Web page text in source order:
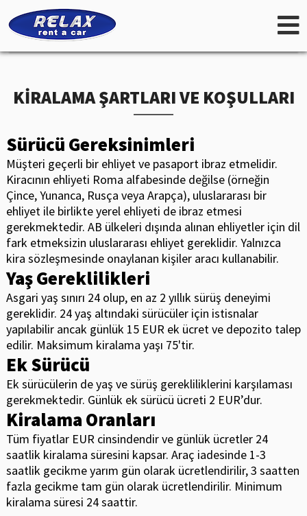
KİRALAMA ŞARTLARI VE KOŞULLARI
Sürücü Gereksinimleri
Müşteri geçerli bir ehliyet ve pasaport ibraz etmelidir.
Kiracının ehliyeti Roma alfabesinde değilse (örneğin
Çince, Yunanca, Rusça veya Arapça), uluslararası bir
ehliyet ile birlikte yerel ehliyeti de ibraz etmesi
gerekmektedir. AB ülkeleri dışında alınan ehliyetler için dil
fark etmeksizin uluslararası ehliyet gereklidir. Yalnızca
kira sözleşmesinde onaylanan kişiler aracı kullanabilir.
Yaş Gereklilikleri
Asgari yaş sınırı 24 olup, en az 2 yıllık sürüş deneyimi
gereklidir. 24 yaş altındaki sürücüler için istisnalar
yapılabilir ancak günlük 15 EUR ek ücret ve depozito talep
edilir. Maksimum kiralama yaşı 75'tir.
Ek Sürücü
Ek sürücülerin de yaş ve sürüş gerekliliklerini karşılaması
gerekmektedir. Günlük ek sürücü ücreti 2 EUR’dur.
Kiralama Oranları
Tüm fiyatlar EUR cinsindendir ve günlük ücretler 24
saatlik kiralama süresini kapsar. Araç iadesinde 1-3
saatlik gecikme yarım gün olarak ücretlendirilir, 3 saatten
fazla gecikme tam gün olarak ücretlendirilir. Minimum
kiralama süresi 24 saattir.